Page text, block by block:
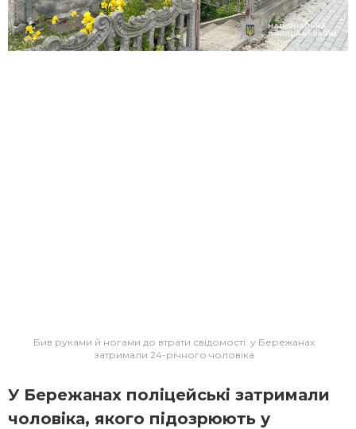
Бив руками й ногами до втрати свідомості: у Бережанах
затримали 24-річного чоловіка
У Бережанах поліцейські затримали
чоловіка, якого підозрюють у